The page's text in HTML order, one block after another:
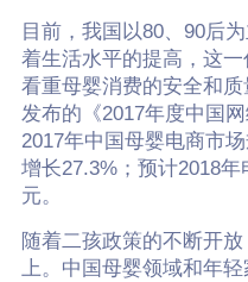
目前，我国以80、90后
着生活水平的提高，这
看重母婴消费的安全和
发布的《2017年度中国
2017年中国母婴电商市
增长27.3%；预计2018
元。
随着二孩政策的不断开
上。中国母婴领域和年